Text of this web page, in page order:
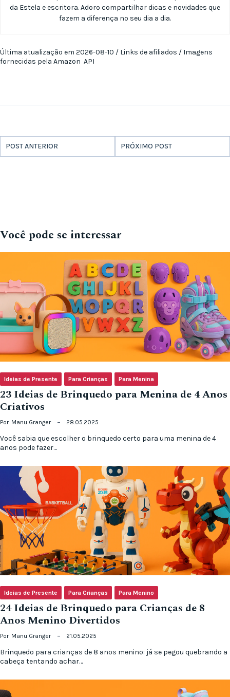
da Estela e escritora. Adoro compartilhar dicas e novidades que
fazem a diferença no seu dia a dia.
Última atualização em 2026-08-10 / Links de afiliados / Imagens
fornecidas pela Amazon API
POST ANTERIOR PRÓXIMO POST
Você pode se interessar
Ideias de Presente Para Crianças Para Menina
23 Ideias de Brinquedo para Menina de 4 Anos
Criativos
Por Manu Granger 28.05.2025
Você sabia que escolher o brinquedo certo para uma menina de 4
anos pode fazer…
Ideias de Presente Para Crianças Para Menino
24 Ideias de Brinquedo para Crianças de 8
Anos Menino Divertidos
Por Manu Granger 21.05.2025
Brinquedo para crianças de 8 anos menino: já se pegou quebrando a
cabeça tentando achar…